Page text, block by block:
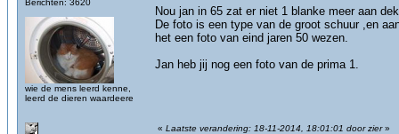
Berichten: 3620
wie de mens leerd kenne,
leerd de dieren waardeere
Nou jan in 65 zat er niet 1 blanke meer aan
De foto is een type van de groot schuur ,en
het een foto van eind jaren 50 wezen.
Jan heb jij nog een foto van de prima 1.
« Laatste verandering: 18-11-2014, 18:01:01 door zier»